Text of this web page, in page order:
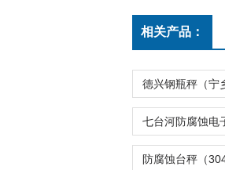
相关产品：